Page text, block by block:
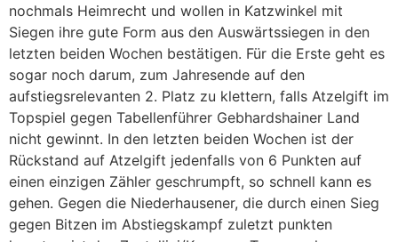
nochmals Heimrecht und wollen in Katzwinkel mit
Siegen ihre gute Form aus den Auswärtssiegen in den
letzten beiden Wochen bestätigen. Für die Erste geht es
sogar noch darum, zum Jahresende auf den
aufstiegsrelevanten 2. Platz zu klettern, falls Atzelgift im
Topspiel gegen Tabellenführer Gebhardshainer Land
nicht gewinnt. In den letzten beiden Wochen ist der
Rückstand auf Atzelgift jedenfalls von 6 Punkten auf
einen einzigen Zähler geschrumpft, so schnell kann es
gehen. Gegen die Niederhausener, die durch einen Sieg
gegen Bitzen im Abstiegskampf zuletzt punkten